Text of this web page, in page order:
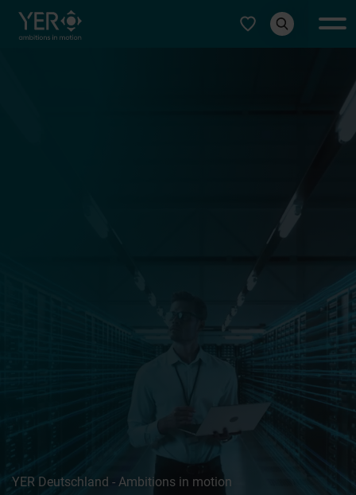
Typ auswählen
YER Deutschland - Ambitions in motion